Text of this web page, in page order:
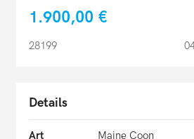
1.900,00 €
28199
Details
Art
Maine Coon